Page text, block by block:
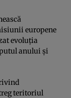
europene
evoluția
anului și
teritoriul